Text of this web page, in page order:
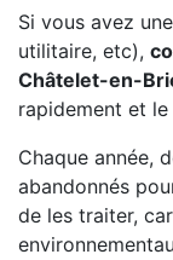
Si vous avez une
utilitaire, etc),
Châtelet-en-
rapidement et le
Chaque année,
abandonnés
de les traiter,